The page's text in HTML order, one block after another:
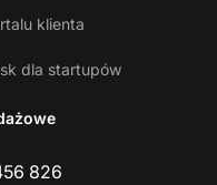
klienta
dla startupów
826